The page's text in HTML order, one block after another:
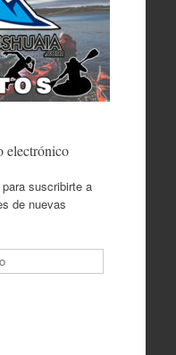
electrónico
suscribirte a
de nuevas